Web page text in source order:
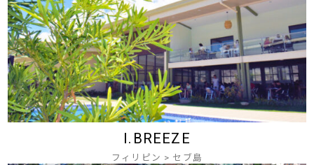
I.BREEZE
フィリピン > セブ島